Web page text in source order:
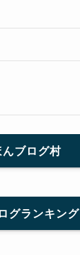
んブログ村
グランキング